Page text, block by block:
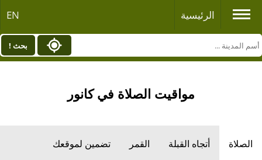
الرئيسية EN
بحث !
مواقيت الصلاة في كانور
الصلاة أتجاه القبلة القمر تضمين لموقعك